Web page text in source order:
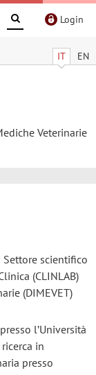
Login
IT EN
Veterinarie
scientifico
(CLINLAB)
(DIMEVET)
l’Università
in
presso